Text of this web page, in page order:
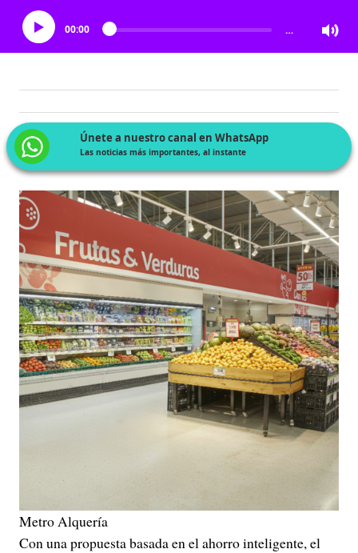
00:00 …
Únete a nuestro canal en WhatsApp
Las noticias más importantes, al instante
Metro Alquería
Con una propuesta basada en el ahorro inteligente, el